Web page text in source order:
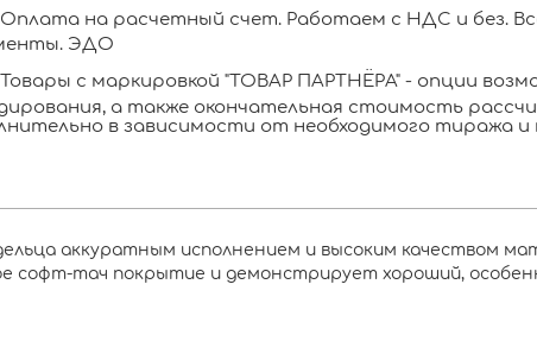
на расчетный счет. Работаем с НДС и без.
ЭДО
с маркировкой "ТОВАР ПАРТНЁРА" - опции
а также окончательная стоимость
в зависимости от необходимого тиража и
аккуратным исполнением и высоким качеством
софт-тач покрытие и демонстрирует хороший,